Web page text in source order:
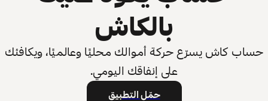
بالكاش
حساب كاش يسرّع حركة أموالك محليًا وعالميًا، ويكافئك
على إنفاقك اليومي.
حمّل التطبيق